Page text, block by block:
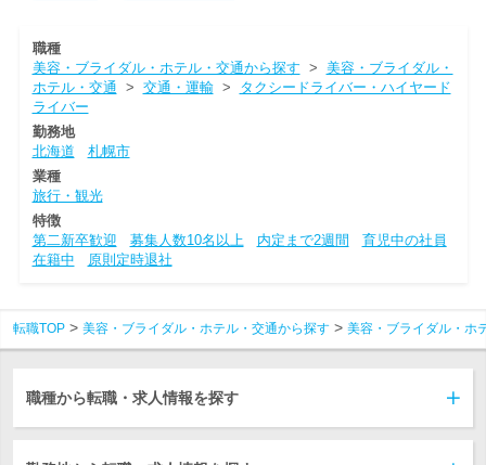
職種
美容・ブライダル・ホテル・交通から探す > 美容・ブライダル・
ホテル・交通 > 交通・運輸> タクシードライバー・ハイヤード
ライバー
勤務地
北海道
札幌市
業種
旅行・観光
特徴
第二新卒歓迎
募集人数10名以上 内定まで2週間
育児中の社員
在籍中
原則定時退社
転職TOP 美容・ブライダル・ホテル・交通から探す 美容・ブライダル・ホ
職種から転職・求人情報を探す